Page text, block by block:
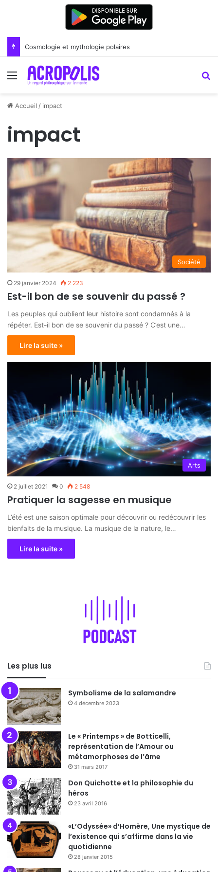
Renoir : la peinture comme un art du lien
Menu
Accueil / impact
impact
Société
29 janvier 2024 2 223
Est-il bon de se souvenir du passé ?
Les peuples qui oublient leur histoire sont condamnés à la
répéter. Est-il bon de se souvenir du passé ? C’est une…
Lire la suite »
Arts
2 juillet 2021 0 2 548
Pratiquer la sagesse en musique
L’été est une saison optimale pour découvrir ou redécouvrir les
bienfaits de la musique. La musique de la nature, le…
Lire la suite »
Les plus lus
Symbolisme de la salamandre
4 décembre 2023
Le « Printemps » de Botticelli,
représentation de l’Amour ou
métamorphoses de l’âme
31 mars 2017
Don Quichotte et la philosophie du
héros
23 avril 2016
«L’Odyssée» d’Homère, Une mystique de
l’existence qui s’affirme dans la vie
quotidienne
28 janvier 2015